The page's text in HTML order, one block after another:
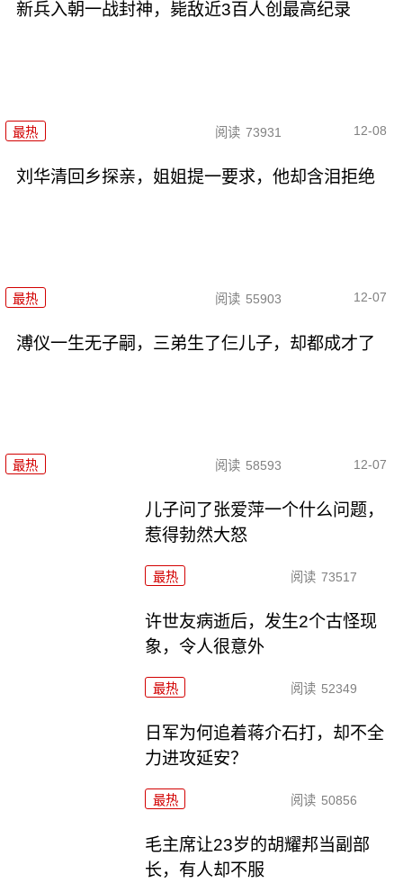
新兵入朝一战封神，毙敌近3百人创最高纪录
最热 阅读 73931 12-08
刘华清回乡探亲，姐姐提一要求，他却含泪拒绝
最热 阅读 55903 12-07
溥仪一生无子嗣，三弟生了仨儿子，却都成才了
最热 阅读 58593 12-07
儿子问了张爱萍一个什么问题，
惹得勃然大怒
最热 阅读 73517
许世友病逝后，发生2个古怪现
象，令人很意外
最热 阅读 52349
日军为何追着蒋介石打，却不全
力进攻延安？
最热 阅读 50856
毛主席让23岁的胡耀邦当副部
长，有人却不服